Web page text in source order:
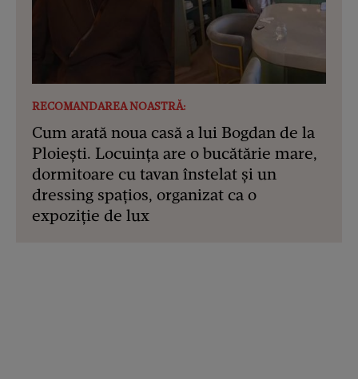
RECOMANDAREA NOASTRĂ:
Cum arată noua casă a lui Bogdan de la
Ploiești. Locuința are o bucătărie mare,
dormitoare cu tavan înstelat și un
dressing spațios, organizat ca o
expoziție de lux